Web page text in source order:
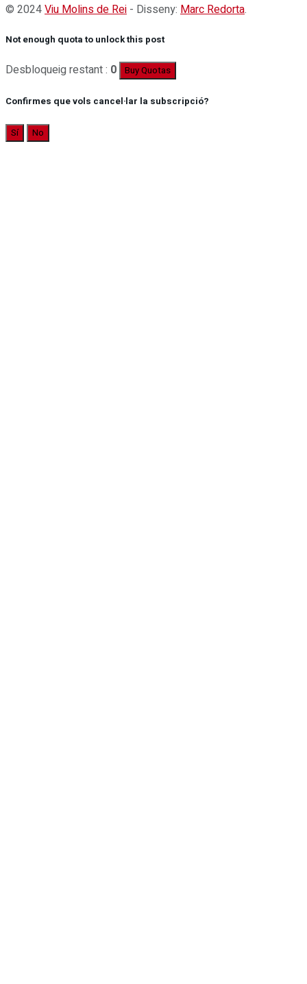
© 2024Viu Molins de Rei - Disseny: Marc Redorta.
Not enough quota to unlock this post
Desbloqueig restant : 0 Buy Quotas
Confirmes que vols cancel·lar la subscripció?
Sí No